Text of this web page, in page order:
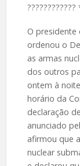
O presidente
ordenou o
as armas
dos outros
ontem à
horário da
declaração
anunciado
afirmou que
nuclear